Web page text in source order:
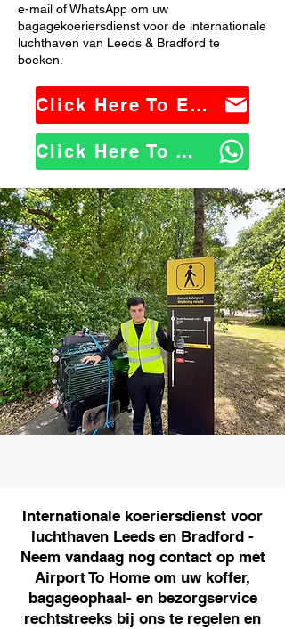
e-mail of WhatsApp om uw
bagagekoeriersdienst voor de internationale
luchthaven van Leeds & Bradford te
boeken.
Click Here To Email Us
Click Here To WhatsApp Us
Internationale koeriersdienst voor
luchthaven Leeds en Bradford -
Neem vandaag nog contact op met
Airport To Home om uw koffer,
bagageophaal- en bezorgservice
rechtstreeks bij ons te regelen en